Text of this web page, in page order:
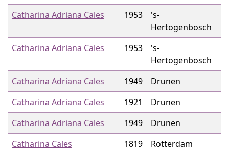
Catharina Adriana Cales
1953
's-
Hertogenbosch
Catharina Adriana Cales
1953
's-
Hertogenbosch
Catharina Adriana Cales
1949
Drunen
Catharina Adriana Cales
1921
Drunen
Catharina Adriana Cales
1949
Drunen
Catharina Cales
1819
Rotterdam